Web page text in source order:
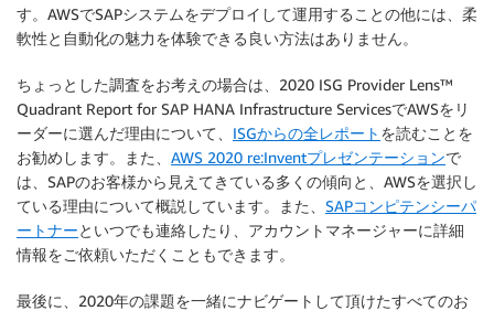
す。AWSでSAPシステムをデプロイして運用することの他には、柔
軟性と自動化の魅力を体験できる良い方法はありません。
ちょっとした調査をお考えの場合は、2020 ISG Provider Lens™
Quadrant Report for SAP HANA Infrastructure ServicesでAWSをリ
ーダーに選んだ理由について、 ISGからの全レポート を読むことを
お勧めします。また、 AWS 2020 re:Inventプレゼンテーションで
は、SAPのお客様から見えてきている多くの傾向と、AWSを選択し
ている理由について概説しています。また、 SAPコンピテンシーパ
ートナーといつでも連絡したり、アカウントマネージャーに詳細
情報をご依頼いただくこともできます。
最後に、2020年の課題を一緒にナビゲートして頂けたすべてのお